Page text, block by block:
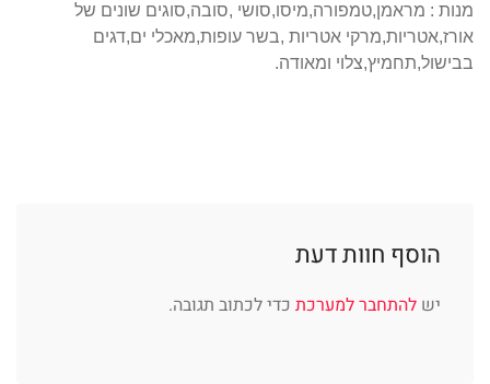
מנות : מראמן,טמפורה,מיסו,סושי ,סובה,סוגים שונים של
אורז,אטריות,מרקי אטריות ,בשר עופות,מאכלי ים,דגים
בבישול,תחמיץ,צלוי ומאודה.
הוסף חוות דעת
יש להתחבר למערכת כדי לכתוב תגובה.